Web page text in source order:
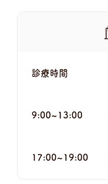
診療時間
9:00~13:00
17:00~19:00